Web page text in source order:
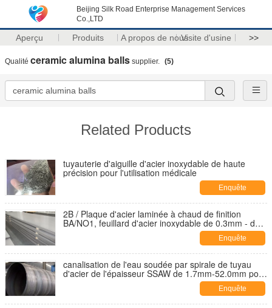
Beijing Silk Road Enterprise Management Services
Co.,LTD
Aperçu Produits A propos de nousVisite d'usine >>
Qualité ceramic alumina balls supplier. (5)
Related Products
tuyauterie d'aiguille d'acier inoxydable de haute
précision pour l'utilisation médicale
Enquête
maintenant
2B / Plaque d'acier laminée à chaud de finition
BA/NO1, feuillard d'acier inoxydable de 0.3mm - de
Enquête
maintenant
canalisation de l'eau soudée par spirale de tuyau
d'acier de l'épaisseur SSAW de 1.7mm-52.0mm pour
Enquête
maintenant